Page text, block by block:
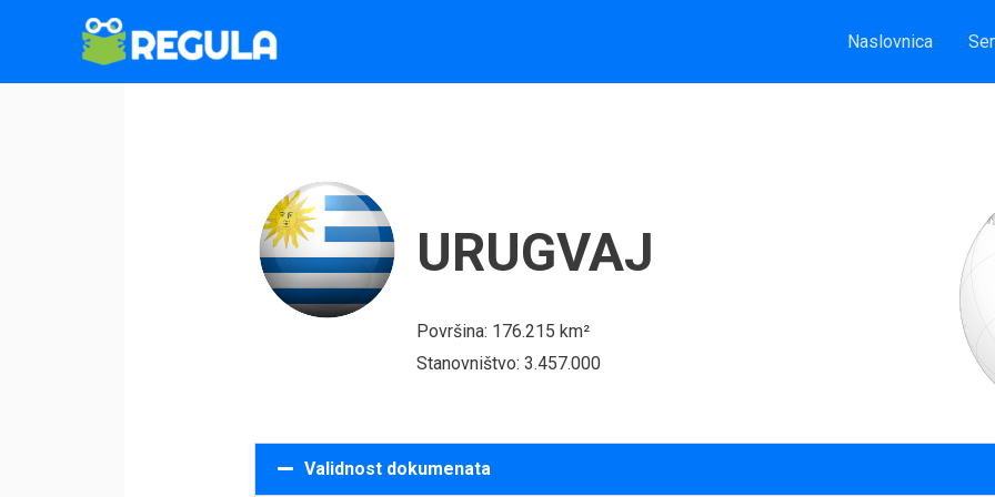
садржај
Naslovnica
URUGVAJ
Površina: 176.215 km²
Stanovništvo: 3.457.000
Validnost dokumenata